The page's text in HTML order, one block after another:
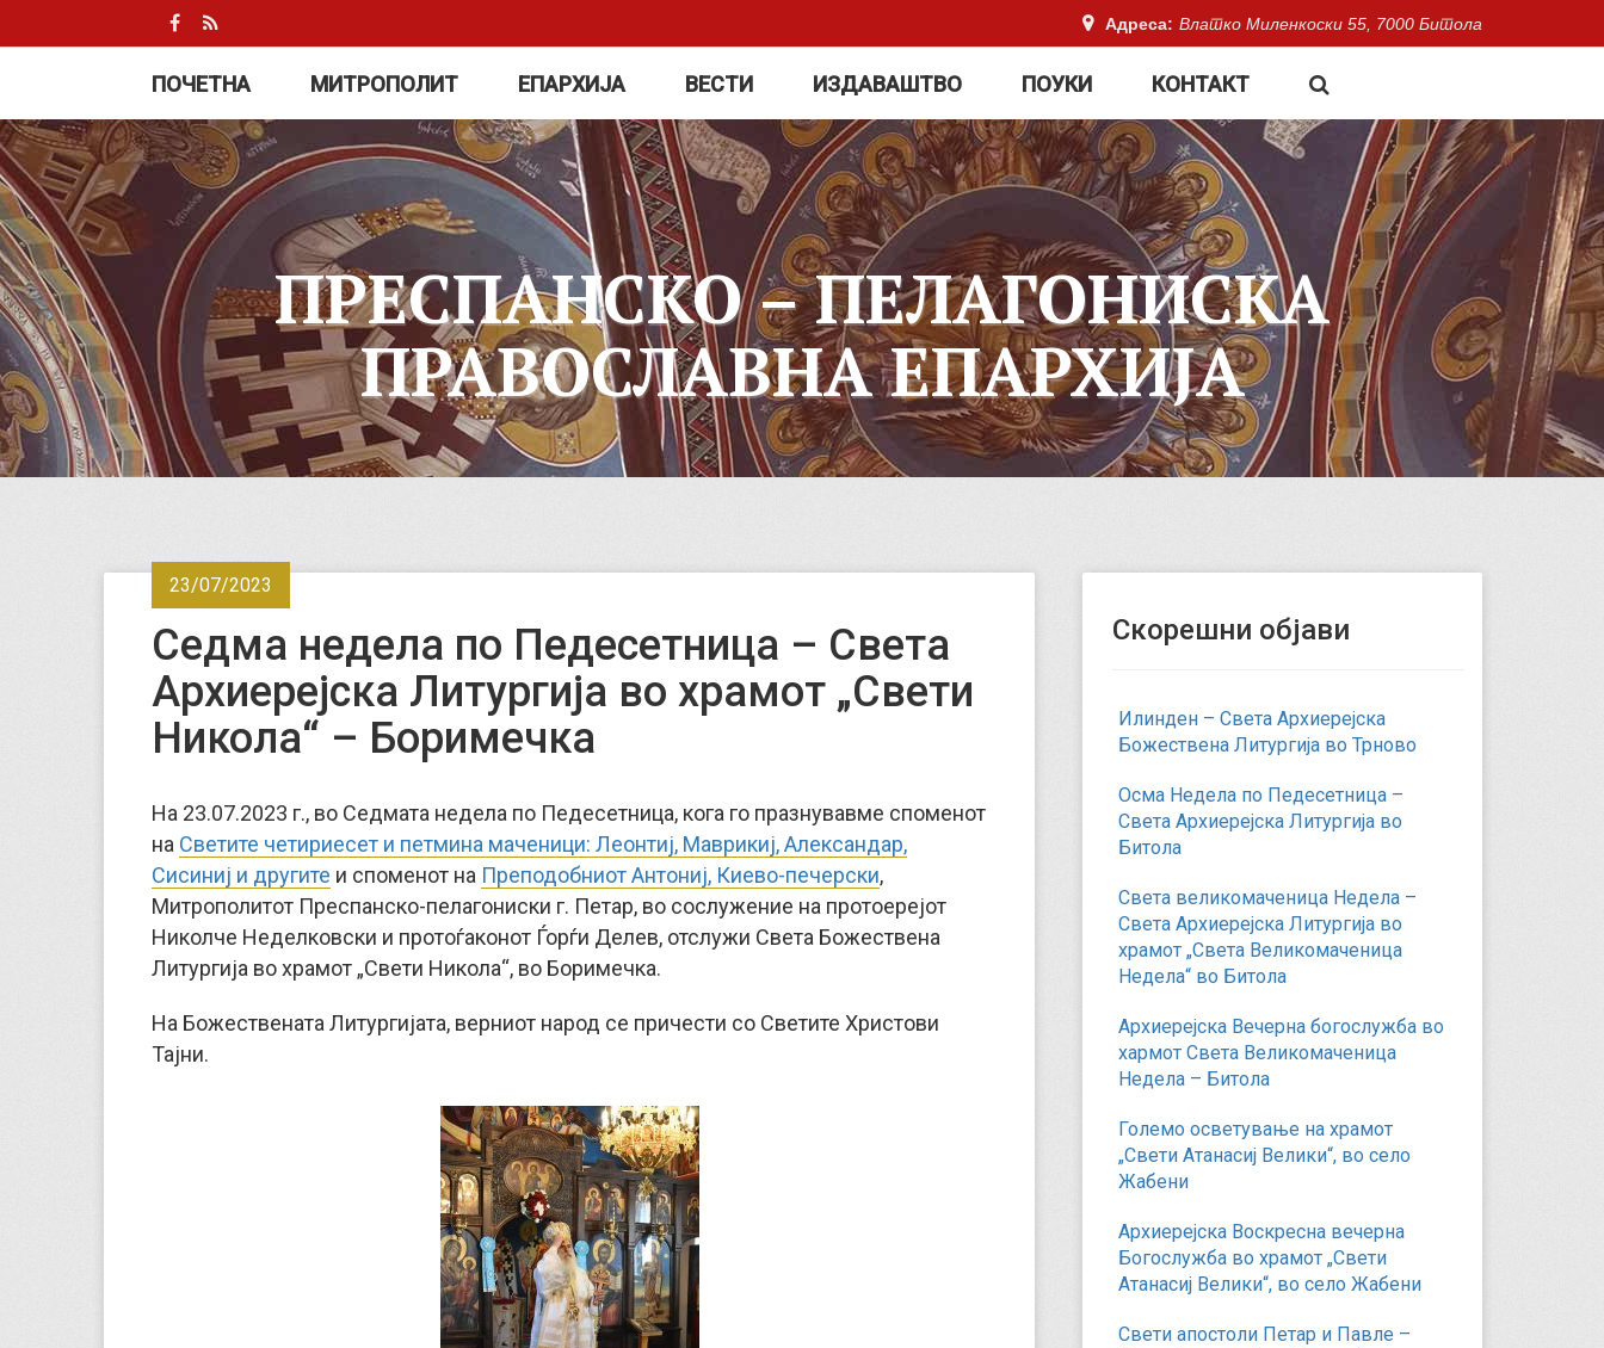
Адреса: Влатко Миленкоски 55, 7000 Битола
ПОЧЕТНА МИТРОПОЛИТ ЕПАРХИЈА ВЕСТИ ИЗДАВАШТВО ПОУКИ КОНТАКТ
ПРЕСПАНСКО – ПЕЛАГОНИСКА
ПРАВОСЛАВНА ЕПАРХИЈА
23/07/2023
Седма недела по Педесетница – Света
Архиерејска Литургија во храмот „Свети
Никола“ – Боримечка
На 23.07.2023 г., во Седмата недела по Педесетница, кога го празнувавме споменот
на Светите четириесет и петмина маченици: Леонтиј, Маврикиј, Александар,
Сисиниј и другите и споменот на Преподобниот Антониј, Киево-печерски,
Митрополитот Преспанско-пелагониски г. Петар, во сослужение на протоерејот
Николче Неделковски и протоѓаконот Ѓорѓи Делев, отслужи Света Божествена
Литургија во храмот „Свети Никола“, во Боримечка.
На Божествената Литургијата, верниот народ се причести со Светите Христови
Тајни.
Скорешни објави
Илинден – Света Архиерејска
Божествена Литургија во Трново
Осма Недела по Педесетница –
Света Архиерејска Литургија во
Битола
Света великомаченица Недела –
Света Архиерејска Литургија во
храмот „Света Великомаченица
Недела“ во Битола
Архиерејска Вечерна богослужба во
хармот Света Великомаченица
Недела – Битола
Големо осветување на храмот
„Свети Атанасиј Велики“, во село
Жабени
Архиерејска Воскресна вечерна
Богослужба во храмот „Свети
Атанасиј Велики“, во село Жабени
Свети апостоли Петар и Павле –